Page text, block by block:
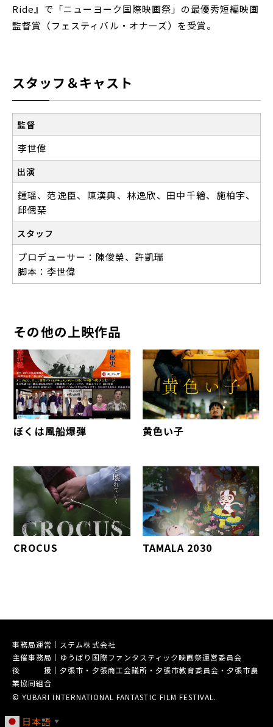
Ride』で「ニューヨーク国際映画祭」の最優秀短編映画
監督賞（フェスティバル・オナーズ）を受賞。
スタッフ＆キャスト
監督
李世偉
出演
鍾瑶、范逸臣、陳漢典、林逸欣、田中千繪、施柏宇、
邱偲琹
スタッフ
プロデューサー：陳俊榮、許凱瑞
脚本：李世偉
その他の上映作品
ぼくは風船爆弾 黄色い子
CROCUS TAMALA 2030
事務局運営｜ステム株式会社
主催事務局｜ゆうばり国際ファンタスティック映画祭運営委員会
後 援｜夕張市・夕張商工会議所・夕張市教育委員会・夕張市農
業協同組合
© YUBARI INTERNATIONAL FANTASTIC FILM FESTIVAL.
日本語 ▼